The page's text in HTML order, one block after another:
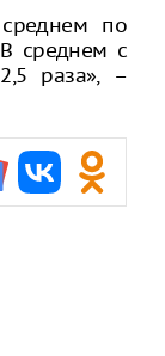
по
среднем с
раза», –